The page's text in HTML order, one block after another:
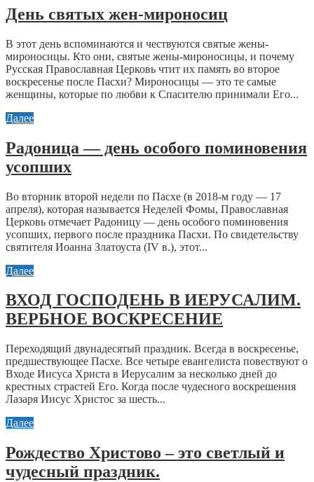
День святых жен-мироносиц
В этот день вспоминаются и чествуются святые жены-
мироносицы. Кто они, святые жены-мироносицы, и почему
Русская Православная Церковь чтит их память во второе
воскресенье после Пасхи? Мироносицы — это те самые
женщины, которые по любви к Спасителю принимали Его...
Далее
Радоница ― день особого поминовения
усопших
Во вторник второй недели по Пасхе (в 2018-м году ― 17
апреля), которая называется Неделей Фомы, Православная
Церковь отмечает Радоницу ― день особого поминовения
усопших, первого после праздника Пасхи. По свидетельству
святителя Иоанна Златоуста (IV в.), этот...
Далее
ВХОД ГОСПОДЕНЬ В ИЕРУСАЛИМ.
ВЕРБНОЕ ВОСКРЕСЕНИЕ
Переходящий двунадесятый праздник. Всегда в воскресенье,
предшествующее Пасхе. Все четыре евангелиста повествуют о
Входе Иисуса Христа в Иерусалим за несколько дней до
крестных страстей Его. Когда после чудесного воскрешения
Лазаря Иисус Христос за шесть...
Далее
Рождество Христово – это светлый и
чудесный праздник.